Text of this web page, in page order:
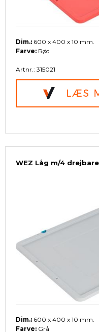
Dim.: 600 x 400 x 10 mm.
Farve: Rød
Artnr.: 315021
WEZ Låg m/4
Dim.: 600 x 400 x 10 mm.
Farve: Grå